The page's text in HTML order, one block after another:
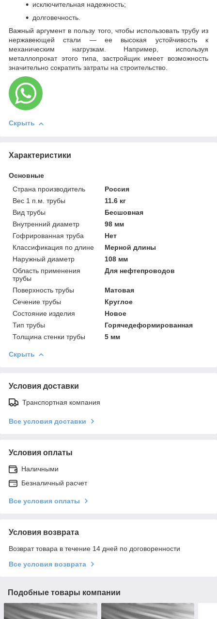
исключительная надежность;
долговечность.
Важный аргумент в пользу того, чтобы использовать трубу из
нержавеющей стали — ее высокая устойчивость к
механическим нагрузкам. Например, используя
металлопрокат этого типа, застройщик имеет возможность
значительно сократить затраты на строительство.
Скрыть
Характеристики
Основные
Страна производитель
Россия
Вес 1 п.м. трубы
11.6 кг
Вид трубы
Бесшовная
Внутренний диаметр
98 мм
Гофрированная труба
Нет
Классификация по длине
Мерной длины
Наружный диаметр
108 мм
Область применения
трубы
Для нефтепроводов
Поверхность трубы
Матовая
Сечение трубы
Круглое
Состояние изделия
Новое
Тип трубы
Горячедеформированная
Толщина стенки трубы
5 мм
Скрыть
Условия доставки
Транспортная компания
Все условия доставки
Условия оплаты
Наличными
Безналичный расчет
Все условия оплаты
Условия возврата
Возврат товара в течение 14 дней по договоренности
Все условия возврата
Подобные товары компании